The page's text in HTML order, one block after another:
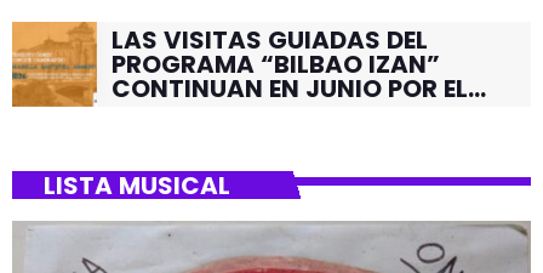
LAS VISITAS GUIADAS DEL
PROGRAMA “BILBAO IZAN”
CONTINUAN EN JUNIO POR EL
LISTA MUSICAL